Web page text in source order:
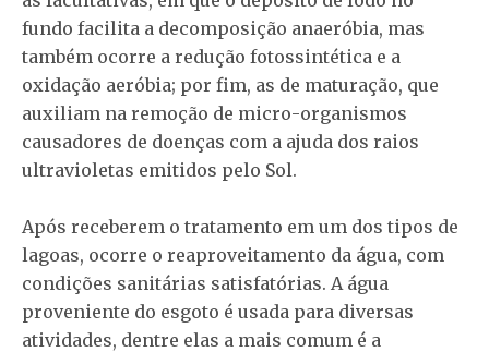
fundo facilita a decomposição anaeróbia, mas
também ocorre a redução fotossintética e a
oxidação aeróbia; por fim, as de maturação, que
auxiliam na remoção de micro-organismos
causadores de doenças com a ajuda dos raios
ultravioletas emitidos pelo Sol.
Após receberem o tratamento em um dos tipos de
lagoas, ocorre o reaproveitamento da água, com
condições sanitárias satisfatórias. A água
proveniente do esgoto é usada para diversas
atividades, dentre elas a mais comum é a